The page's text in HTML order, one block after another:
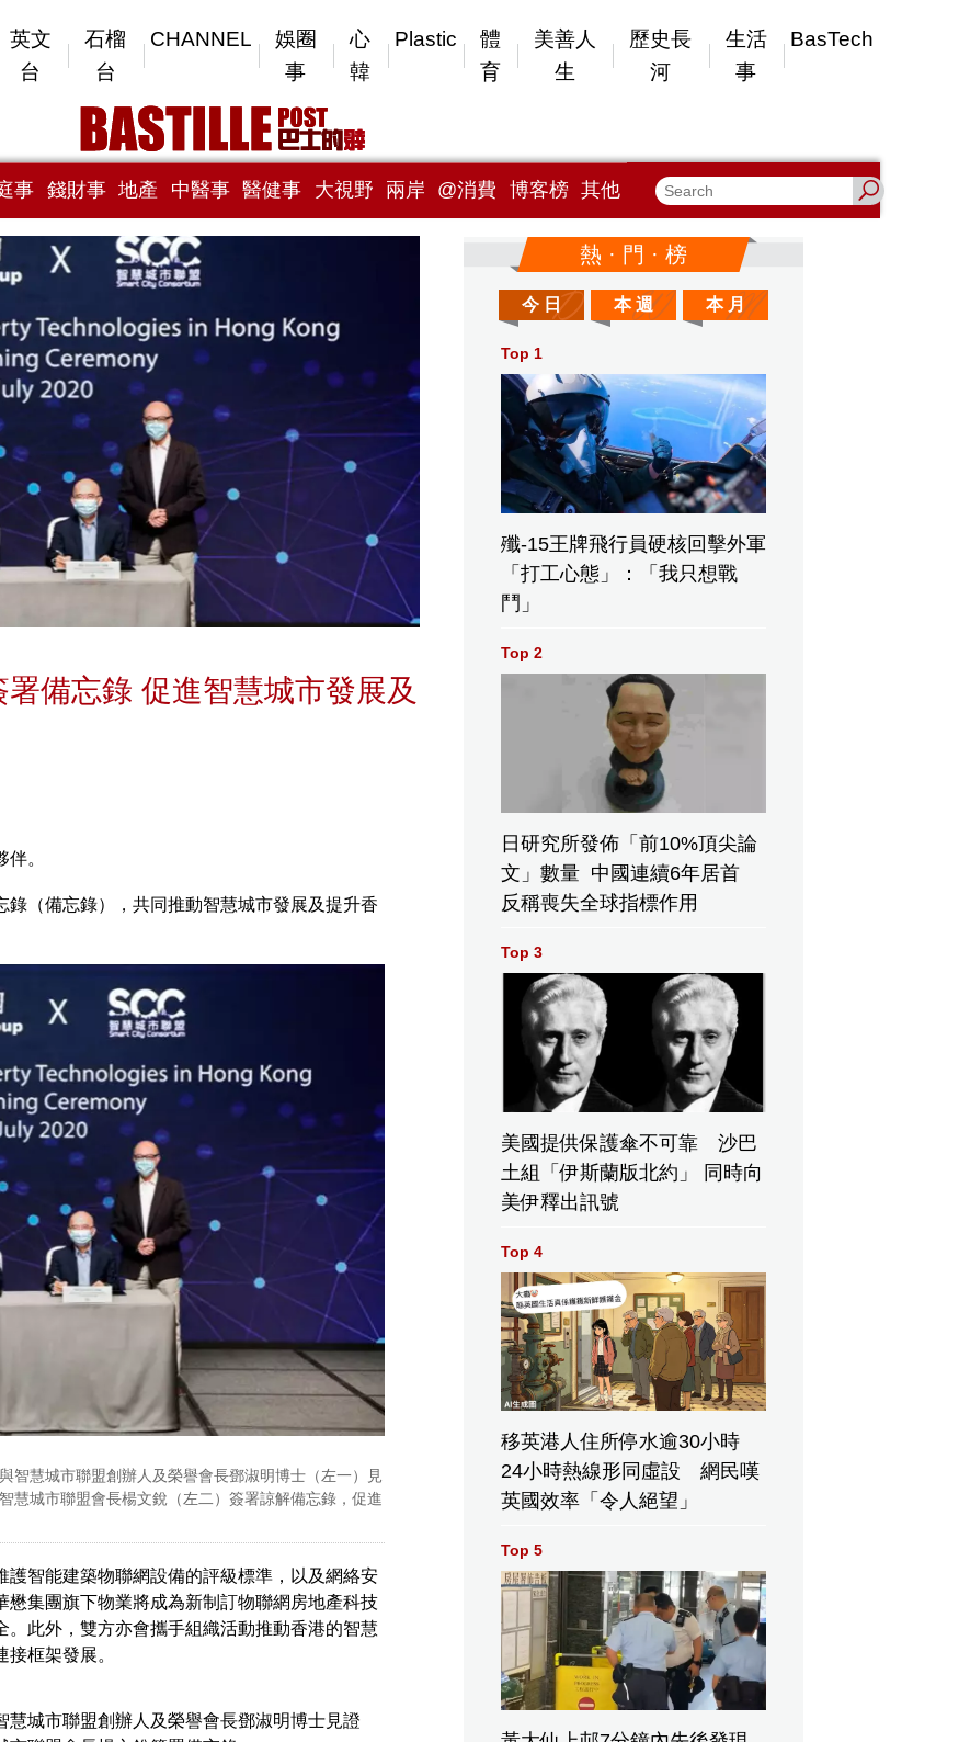
英文
台
石榴
台
CHANNEL
娛圈
事
心
韓
Plastic
體
育
美善人
生
歷史長
河
生活
事
BasTech
事 錢財事 地產 中醫事 醫健事 大視野 兩岸 @消費 博客榜 其他
備忘錄 促進智慧城市發展及
。
（備忘錄），共同推動智慧城市發展及提升香
智慧城市聯盟創辦人及榮譽會長鄧淑明博士（左一）見
慧城市聯盟會長楊文銳（左二）簽署諒解備忘錄，促進
智能建築物聯網設備的評級標準，以及網絡安
集團旗下物業將成為新制訂物聯網房地產科技
此外，雙方亦會攜手組織活動推動香港的智慧
框架發展。
城市聯盟創辦人及榮譽會長鄧淑明博士見證
熱 · 門 · 榜
今 日 本 週 本 月
Top 1
殲-15王牌飛行員硬核回擊外軍
「打工心態」：「我只想戰
鬥」
Top 2
日研究所發佈「前10%頂尖論
文」數量 中國連續6年居首
反稱喪失全球指標作用
Top 3
美國提供保護傘不可靠 沙巴
土組「伊斯蘭版北約」 同時向
美伊釋出訊號
Top 4
移英港人住所停水逾30小時
24小時熱線形同虛設 網民嘆
英國效率「令人絕望」
Top 5